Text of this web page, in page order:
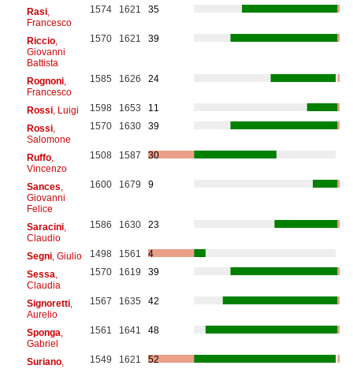
Rasi,
Francesco
1574 1621 35
Riccio,
Giovanni
Battista
1570 1621 39
Rognoni,
Francesco
1585 1626 24
Rossi, Luigi 1598 1653
11
Rossi,
Salomone
1570 1630 39
Ruffo,
Vincenzo
1508 1587 30
Sances
Giovanni
Felice
1600 1679 9
Saracini,
Claudio
1586 1630 23
Segni, Giulio 1498 1561
4
Sessa
Claudia
1570 1619 39
Signoretti,
Aurelio
1567 1635 42
Sponga
Gabriel
1561 1641 48
Suriano,
1549 1621 52